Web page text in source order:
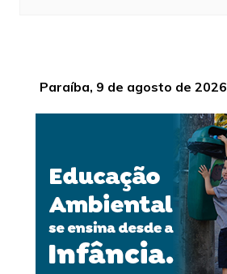
Paraíba, 9 de agosto de 2026